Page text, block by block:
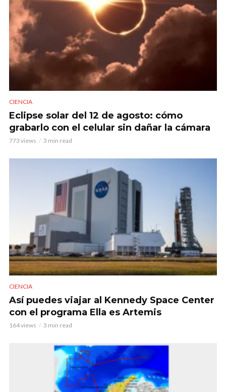
CIENCIA
Eclipse solar del 12 de agosto: cómo
grabarlo con el celular sin dañar la cámara
773 views 3 min read
CIENCIA
Así puedes viajar al Kennedy Space Center
con el programa Ella es Artemis
164 views 3 min read